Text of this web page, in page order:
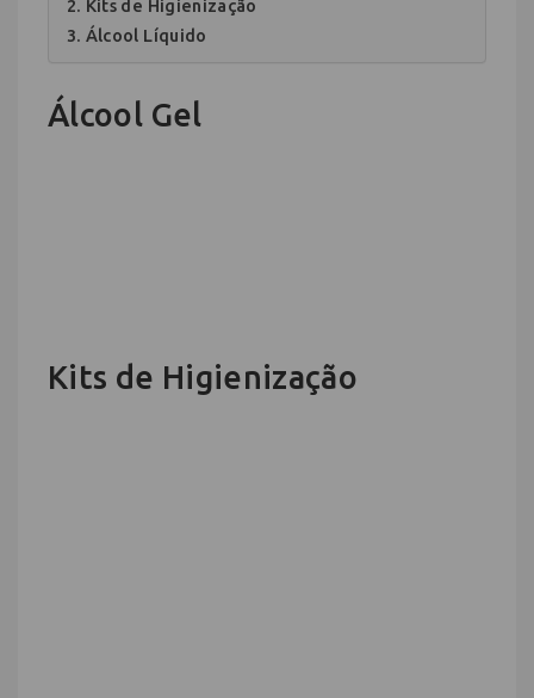
Kits de Higienização
Álcool Líquido
Álcool Gel
Kits de Higienização